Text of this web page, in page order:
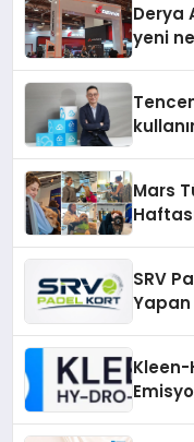
Derya
yeni
Mars
SRV
Yapan
Kleen-